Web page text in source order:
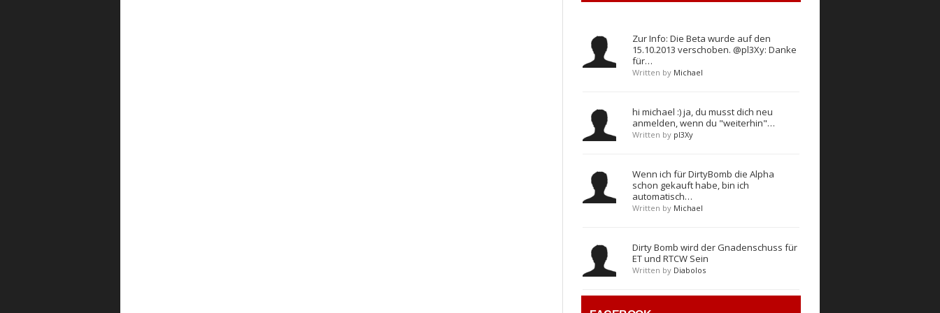
Zur Info: Die Beta wurde auf den
15.10.2013 verschoben. @pl3Xy: Danke
für…
Written by Michael
hi michael :) ja, du musst dich neu
anmelden, wenn du "weiterhin"…
Written by pl3Xy
Wenn ich für DirtyBomb die Alpha
schon gekauft habe, bin ich
automatisch…
Written by Michael
Dirty Bomb wird der Gnadenschuss für
ET und RTCW Sein
Written by Diabolos